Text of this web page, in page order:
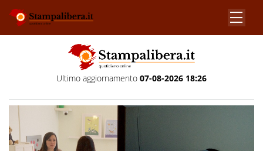
Ultimo aggiornamento 07-08-2026 18:26